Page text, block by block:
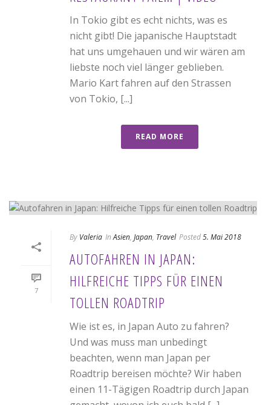
In Tokio gibt es echt nichts, was es
nicht gibt! Die japanische Hauptstadt
hat uns umgehauen und wir wären am
liebste noch viel länger geblieben.
Mario Kart fahren auf den Strassen
von Tokio, [...]
READ MORE
7
By Valeria In Asien, Japan, Travel Posted5. Mai 2018
AUTOFAHREN IN JAPAN:
HILFREICHE TIPPS FÜR EINEN
TOLLEN ROADTRIP
Wie ist es, in Japan Auto zu fahren?
Und was muss man unbedingt
beachten, wenn man Japan per
Roadtrip bereisen möchte? Wir haben
einen 11-Tägigen Roadtrip durch Japan